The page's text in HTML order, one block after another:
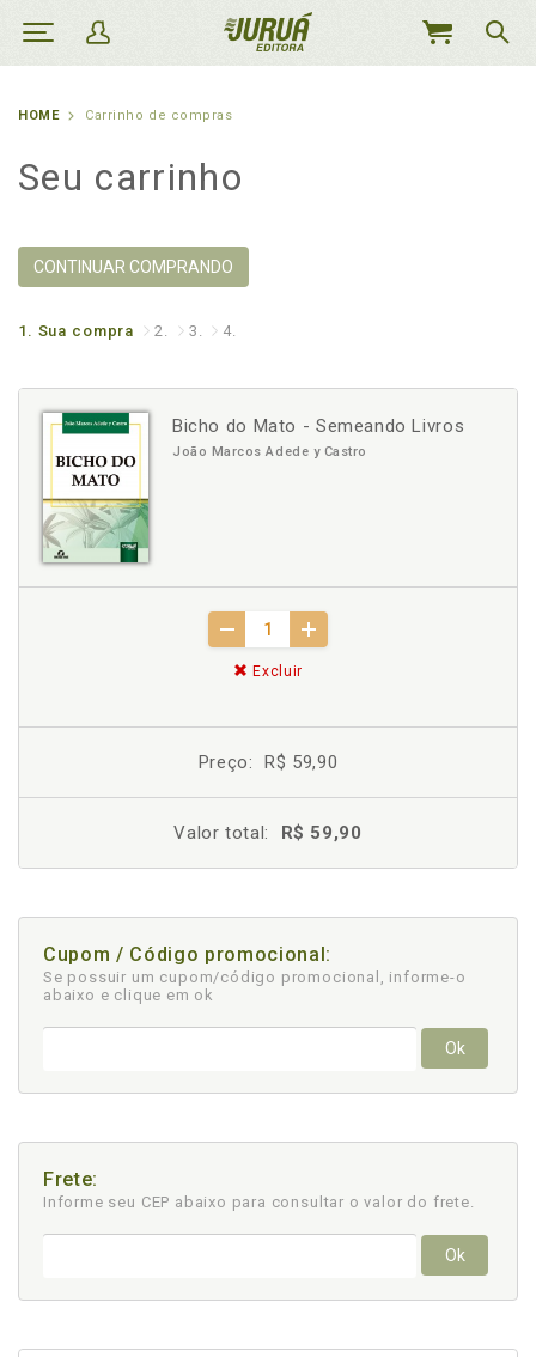
MEU
HOME Carrinho de compras
Seu carrinho
CONTINUAR COMPRANDO
1. Sua compra 2. 3. 4.
Bicho do Mato - Semeando Livros
João Marcos Adede y Castro
Excluir
Preço: R$ 59,90
Valor total: R$ 59,90
Cupom / Código promocional:
Se possuir um cupom/código promocional, informe-o
abaixo e clique em ok
Ok
Frete:
Informe seu CEP abaixo para consultar o valor do frete.
Ok